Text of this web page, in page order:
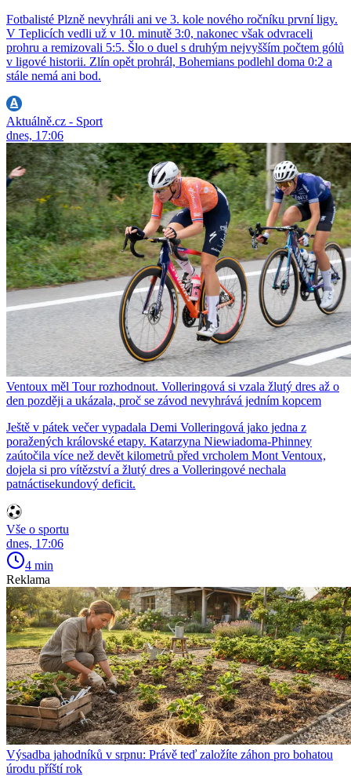
Fotbalisté Plzně nevyhráli ani ve 3. kole nového ročníku první ligy.
V Teplicích vedli už v 10. minutě 3:0, nakonec však odvraceli
prohru a remizovali 5:5. Šlo o duel s druhým nejvyšším počtem gólů
v ligové historii. Zlín opět prohrál, Bohemians podlehl doma 0:2 a
stále nemá ani bod.
Aktuálně.cz - Sport
dnes, 17:06
Ventoux měl Tour rozhodnout. Volleringová si vzala žlutý dres až o
den později a ukázala, proč se závod nevyhrává jedním kopcem
Ještě v pátek večer vypadala Demi Volleringová jako jedna z
poražených královské etapy. Katarzyna Niewiadoma-Phinney
zaútočila více než devět kilometrů před vrcholem Mont Ventoux,
dojela si pro vítězství a žlutý dres a Volleringové nechala
patnáctisekundový deficit.
Vše o sportu
dnes, 17:06
4 min
Reklama
Výsadba jahodníků v srpnu: Právě teď založíte záhon pro bohatou
úrodu příští rok